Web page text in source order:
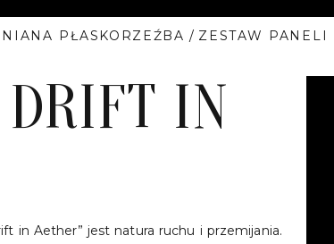
PŁASKORZEŹBA / ZESTAW PANELI
IN
in Aether” jest natura ruchu i przemijania.